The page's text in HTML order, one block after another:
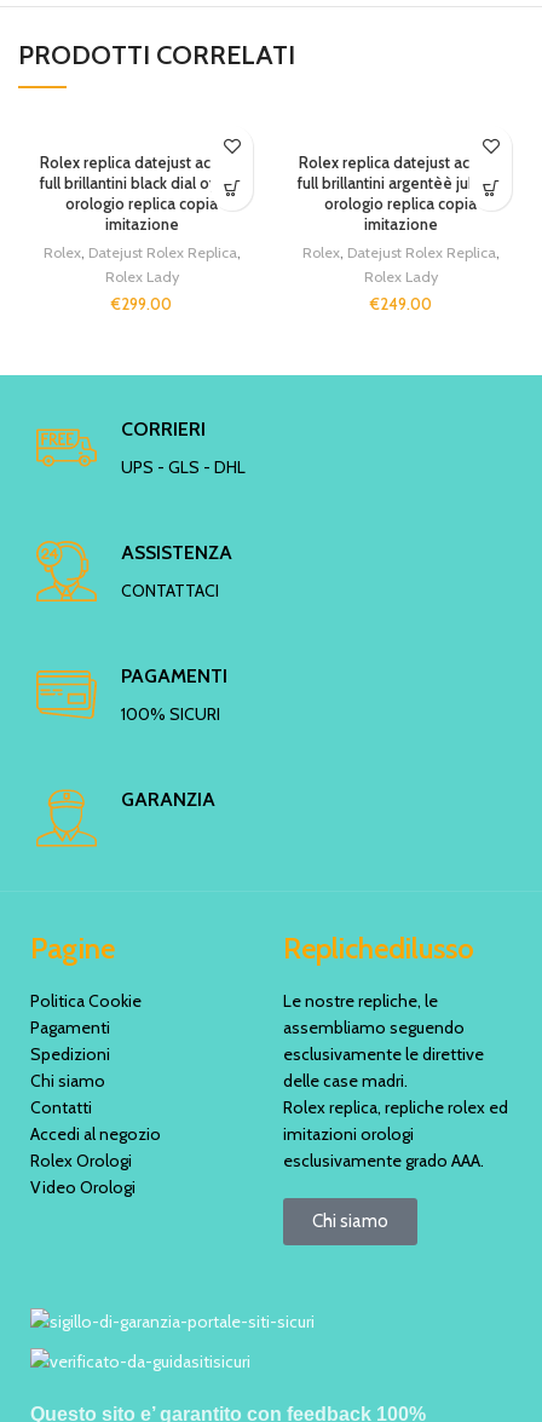
PRODOTTI CORRELATI
Rolex replica datejust acciaio
full brillantini black dial oyster
orologio replica copia
imitazione
Rolex, Datejust Rolex Replica
Rolex Lady
€299.00
Rolex replica datejust acciaio
full brillantini argentèè jubilèè
orologio replica copia
imitazione
Rolex, Datejust Rolex Replica
Rolex Lady
€249.00
CORRIERI
UPS - GLS - DHL
ASSISTENZA
CONTATTACI
PAGAMENTI
100% SICURI
GARANZIA
Pagine
Politica Cookie
Pagamenti
Spedizioni
Chi siamo
Contatti
Accedi al negozio
Rolex Orologi
Video Orologi
Replichedilusso
Le nostre repliche, le
assembliamo seguendo
esclusivamente le direttive
delle case madri.
Rolex replica, repliche rolex ed
imitazioni orologi
esclusivamente grado AAA.
Chi siamo
Questo sito e’ garantito con feedback 100%